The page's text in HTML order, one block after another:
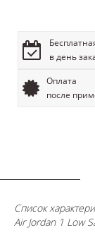
в день
Оплата
после
Cписок
Air Jordan 1 Low